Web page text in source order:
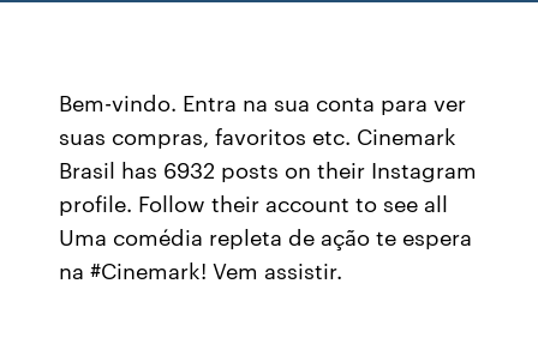
Bem-vindo. Entra na sua conta para ver
suas compras, favoritos etc. Cinemark
Brasil has 6932 posts on their Instagram
profile. Follow their account to see all
Uma comédia repleta de ação te espera
na #Cinemark! Vem assistir.